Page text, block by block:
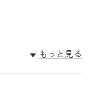
もっと見る